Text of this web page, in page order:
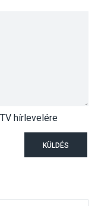
hírlevelére
KÜLDÉS